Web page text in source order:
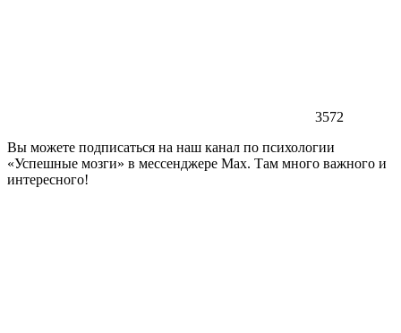
3572
Вы можете подписаться на наш канал по психологии
«Успешные мозги» в мессенджере Max. Там много важного и
интересного!